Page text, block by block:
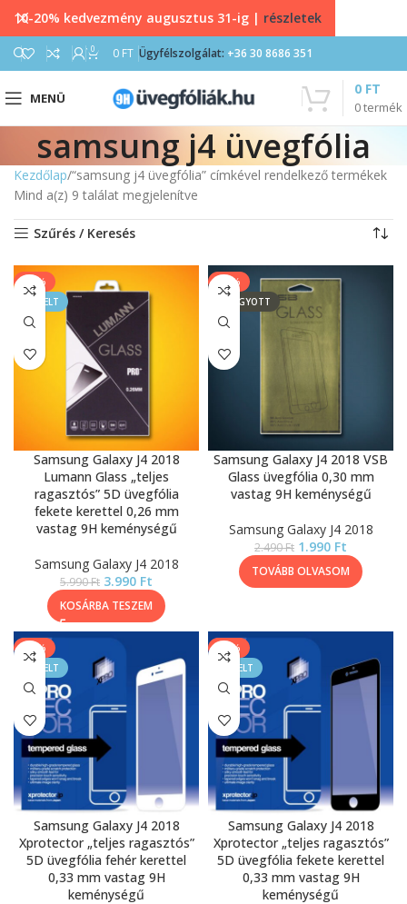
0 0 FT Ügyfélszolgálat: +36 30 8686 351
MENÜ
0termék
0 FT
samsung j4 üvegfólia
Kezdőlap “samsung j4 üvegfólia” címkével rendelkező termékek
Mind a(z) 9 találat megjelenítve
Szűrés / Keresés
-33%
KIEMELT
Samsung Galaxy J4 2018
Lumann Glass „teljes
ragasztós” 5D üvegfólia
fekete kerettel 0,26 mm
vastag 9H keménységű
Samsung Galaxy J4 2018
5.990Ft 3.990 Ft
KOSÁRBA TESZEM
-20%
ELFOGYOTT
Samsung Galaxy J4 2018 VSB
Glass üvegfólia 0,30 mm
vastag 9H keménységű
Samsung Galaxy J4 2018
2.490Ft 1.990 Ft
TOVÁBB OLVASOM
-13%
KIEMELT
Samsung Galaxy J4 2018
Xprotector „teljes ragasztós”
5D üvegfólia fehér kerettel
0,33 mm vastag 9H
keménységű
-13%
KIEMELT
Samsung Galaxy J4 2018
Xprotector „teljes ragasztós”
5D üvegfólia fekete kerettel
0,33 mm vastag 9H
keménységű
10-20% kedvezmény augusztus 31-ig | részletek